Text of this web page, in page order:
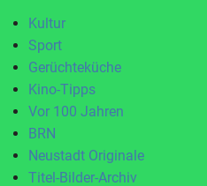
Kultur
Sport
Gerüchteküche
Kino-Tipps
Vor 100 Jahren
BRN
Neustadt Originale
Titel-Bilder-Archiv